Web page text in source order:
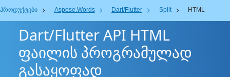
პროდუქტები Aspose.Words Dart/Flutter Split HTML
Dart/Flutter API HTML
ფაილის პროგრამულად
გასაყოფად